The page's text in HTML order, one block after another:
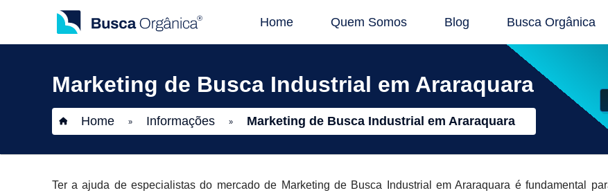
Home Quem Somos Blog Busca Orgânica
Marketing de Busca Industrial em Araraquara
Home » Informações » Marketing de Busca Industrial em Araraquara
Ter a ajuda de especialistas do mercado de Marketing de Busca Industrial em Araraquara é fundamental